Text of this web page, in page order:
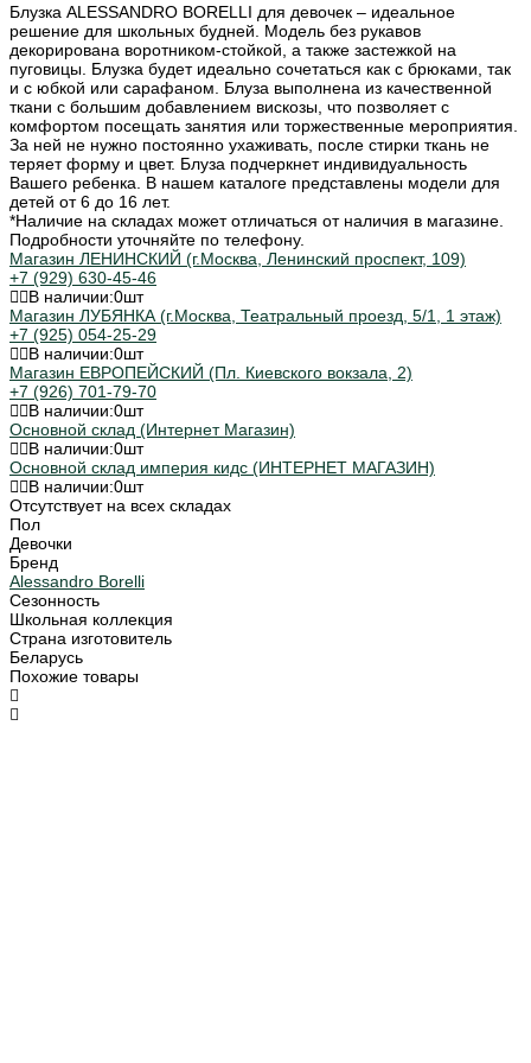
Блузка ALESSANDRO BORELLI для девочек – идеальное
решение для школьных будней. Модель без рукавов
декорирована воротником-стойкой, а также застежкой на
пуговицы. Блузка будет идеально сочетаться как с брюками, так
и с юбкой или сарафаном. Блуза выполнена из качественной
ткани с большим добавлением вискозы, что позволяет с
комфортом посещать занятия или торжественные мероприятия.
За ней не нужно постоянно ухаживать, после стирки ткань не
теряет форму и цвет. Блуза подчеркнет индивидуальность
Вашего ребенка. В нашем каталоге представлены модели для
детей от 6 до 16 лет.
*Наличие на складах может отличаться от наличия в магазине.
Подробности уточняйте по телефону.
Магазин ЛЕНИНСКИЙ (г.Москва, Ленинский проспект, 109)
+7 (929) 630-45-46
В наличии:0шт
Магазин ЛУБЯНКА (г.Москва, Театральный проезд, 5/1, 1 этаж)
+7 (925) 054-25-29
В наличии:0шт
Магазин ЕВРОПЕЙСКИЙ (Пл. Киевского вокзала, 2)
+7 (926) 701-79-70
В наличии:0шт
Основной склад (Интернет Магазин)
В наличии:0шт
Основной склад империя кидс (ИНТЕРНЕТ МАГАЗИН)
В наличии:0шт
Отсутствует на всех складах
Пол
Девочки
Бренд
Alessandro Borelli
Сезонность
Школьная коллекция
Страна изготовитель
Беларусь
Похожие товары